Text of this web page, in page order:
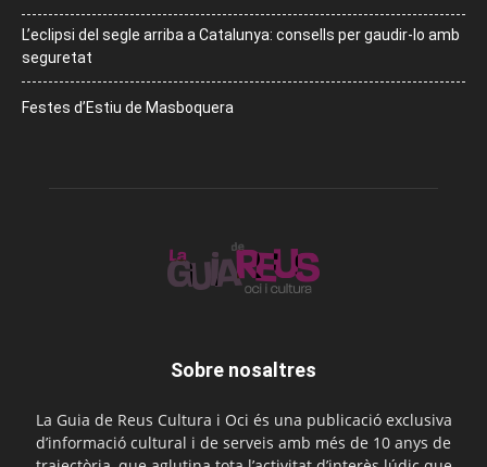
L’eclipsi del segle arriba a Catalunya: consells per gaudir-lo amb
seguretat
Festes d’Estiu de Masboquera
Sobre nosaltres
La Guia de Reus Cultura i Oci és una publicació exclusiva
d’informació cultural i de serveis amb més de 10 anys de